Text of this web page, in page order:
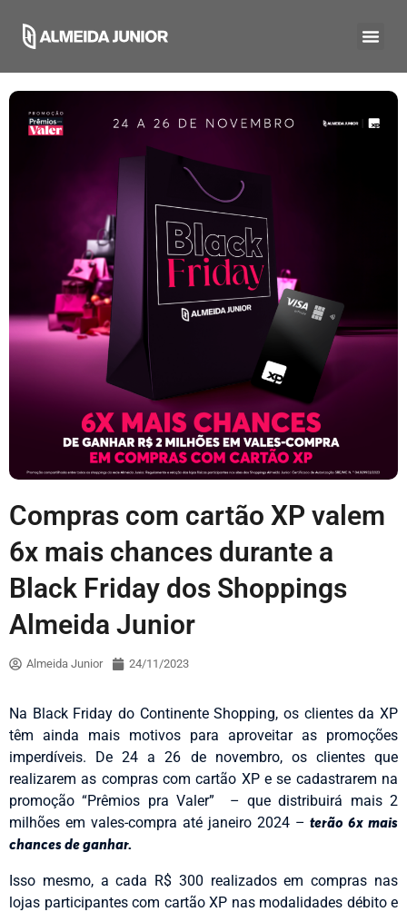
Compras com cartão XP valem
6x mais chances durante a
Black Friday dos Shoppings
Almeida Junior
Almeida Junior 24/11/2023
Na Black Friday do Continente Shopping, os clientes da XP
têm ainda mais motivos para aproveitar as promoções
imperdíveis. De 24 a 26 de novembro, os clientes que
realizarem as compras com cartão XP e se cadastrarem na
promoção “Prêmios pra Valer” – que distribuirá mais 2
milhões em vales-compra até janeiro 2024 – terão 6x mais
chances de ganhar.
Isso mesmo, a cada R$ 300 realizados em compras nas
lojas participantes com cartão XP nas modalidades débito e